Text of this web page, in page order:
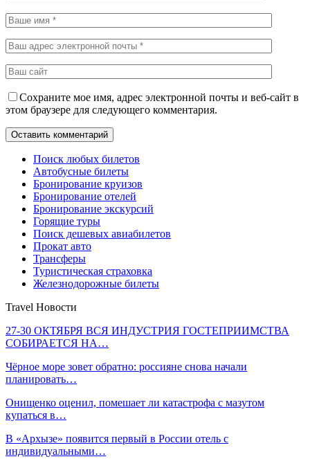
Сохраните мое имя, адрес электронной почты и веб-сайт в
этом браузере для следующего комментария.
Поиск любых билетов
Автобусные билеты
Бронирование круизов
Бронирование отелей
Бронирование экскурсий
Горящие туры
Поиск дешевых авиабилетов
Прокат авто
Трансферы
Туристическая страховка
Железнодорожные билеты
Travel Новости
27-30 ОКТЯБРЯ ВСЯ ИНДУСТРИЯ ГОСТЕПРИИМСТВА
СОБИРАЕТСЯ НА…
Чёрное море зовет обратно: россияне снова начали
планировать…
Онищенко оценил, помешает ли катастрофа с мазутом
купаться в…
В «Архызе» появится первый в России отель с
индивидуальными…